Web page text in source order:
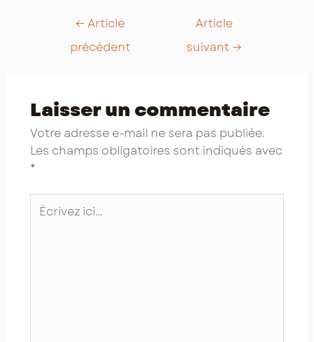
← Article
précédent
Article
suivant →
Laisser un commentaire
Votre adresse e-mail ne sera pas publiée.
Les champs obligatoires sont indiqués avec
*
Écrivez
ici…